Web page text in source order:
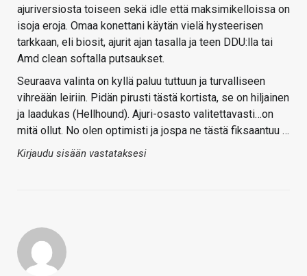
ajuriversiosta toiseen sekä idle että maksimikelloissa on
isoja eroja. Omaa konettani käytän vielä hysteerisen
tarkkaan, eli biosit, ajurit ajan tasalla ja teen DDU:lla tai
Amd clean softalla putsaukset.
Seuraava valinta on kyllä paluu tuttuun ja turvalliseen
vihreään leiriin. Pidän pirusti tästä kortista, se on hiljainen
ja laadukas (Hellhound). Ajuri-osasto valitettavasti…on
mitä ollut. No olen optimisti ja jospa ne tästä fiksaantuu …
Kirjaudu sisään vastataksesi